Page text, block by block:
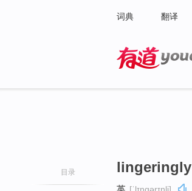
词典 翻译
目录 lingeringly